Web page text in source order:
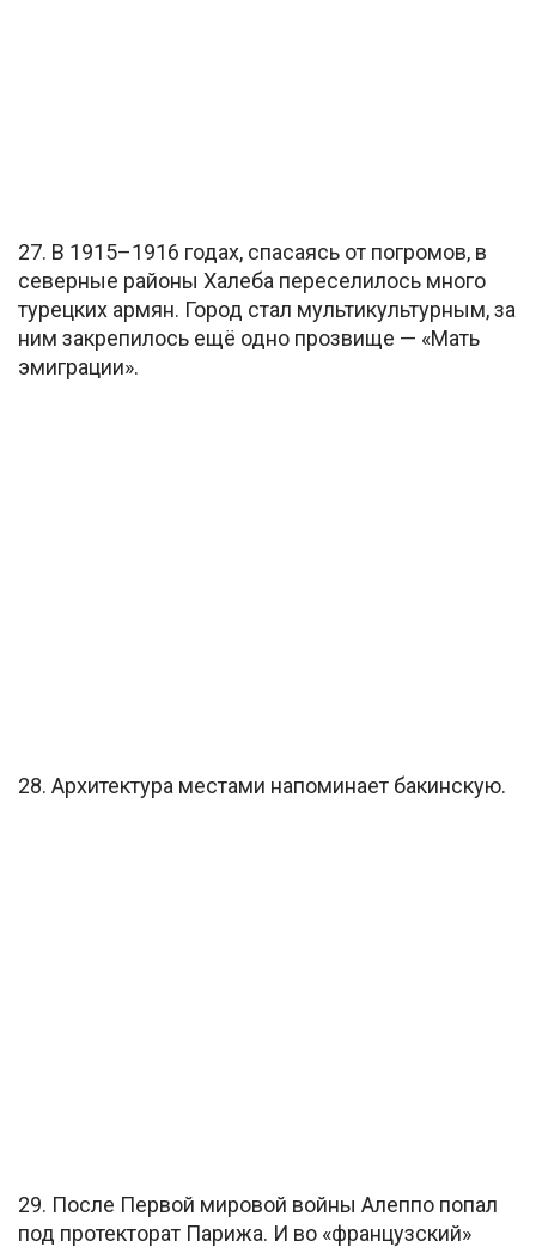
27. В 1915–1916 годах, спасаясь от погромов, в
северные районы Халеба переселилось много
турецких армян. Город стал мультикультурным, за
ним закрепилось ещё одно прозвище — «Мать
эмиграции».
28. Архитектура местами напоминает бакинскую.
29. После Первой мировой войны Алеппо попал
под протекторат Парижа. И во «французский»